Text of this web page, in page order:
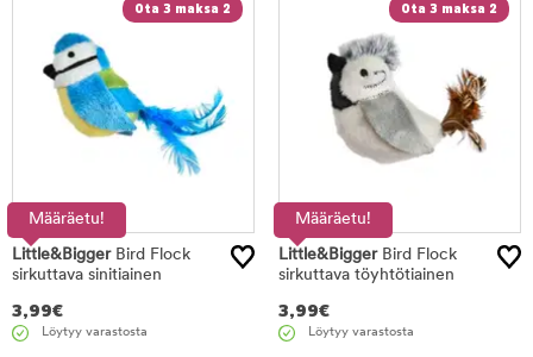
Ota 3 maksa 2
Määräetu!
Little&BiggerBird Flock
sirkuttava sinitiainen
3,99€
Löytyy varastosta
Ota 3 maksa 2
Määräetu!
Little&BiggerBird Flock
sirkuttava töyhtötiainen
3,99€
Löytyy varastosta